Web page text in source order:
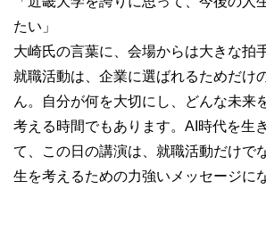
たい」
大崎氏の言葉に、会場からは大きな拍
就職活動は、企業に選ばれるためだけ
ん。自分が何を大切にし、どんな未来
考える時間でもあります。AI時代を生
て、この日の講演は、就職活動だけで
生を考えるための力強いメッセージに